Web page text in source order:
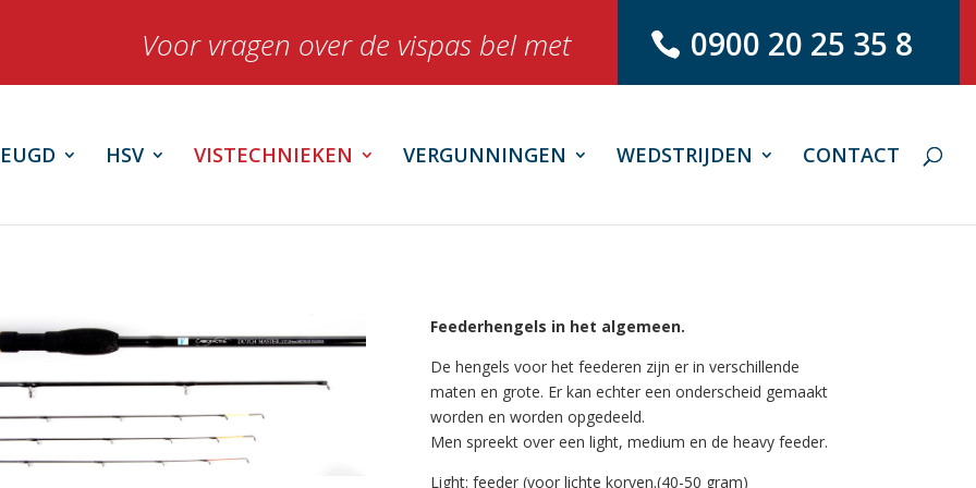
Voor vragen over de vispas bel met 0900 20 25 35 8
HSV VISTECHNIEKEN VERGUNNINGEN WEDSTRIJDEN CONTACT
Feederhengels in het algemeen.
De hengels voor het feederen zijn er in verschillende
maten en grote. Er kan echter een onderscheid gemaakt
worden en worden opgedeeld.
Men spreekt over een light, medium en de heavy feeder.
Light: feeder (voor lichte korven.(40-50 gram)